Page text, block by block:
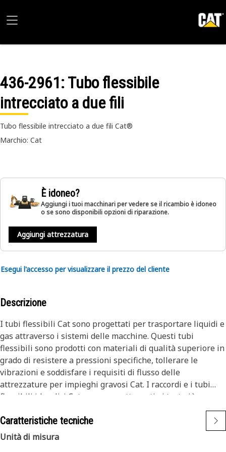
436-2961: Tubo flessibile
intrecciato a due fili
Tubo flessibile intrecciato a due fili Cat®
Marchio: Cat
È idoneo?
Aggiungi i tuoi macchinari per vedere se il ricambio è idoneo
o se sono disponibili opzioni di riparazione.
Aggiungi attrezzatura
Esegui l'accesso per visualizzare il prezzo del cliente
Descrizione
I tubi flessibili Cat sono progettati per trasportare liquidi e
gas attraverso i sistemi delle macchine. Questi tubi
flessibili sono prodotti con materiali di qualità superiore in
grado di resistere a pressioni specifiche, tollerare le
vibrazioni e soddisfare i requisiti di flusso delle
attrezzature per impieghi gravosi Cat. I raccordi e i tubi
flessibili idraulici Cat vengono sottoposti ai test più
rigorosi del settore. Ogni combinazione di tubo e raccordo
viene testata come sistema per assicurarne la massima
sicurezza e la massima affidabilità.
Caratteristiche tecniche
Unità di misura